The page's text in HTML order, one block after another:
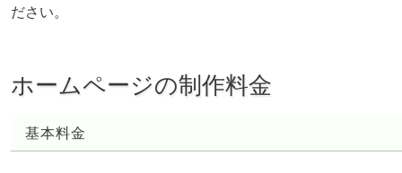
ださい。
ホームページの制作料金
基本料金